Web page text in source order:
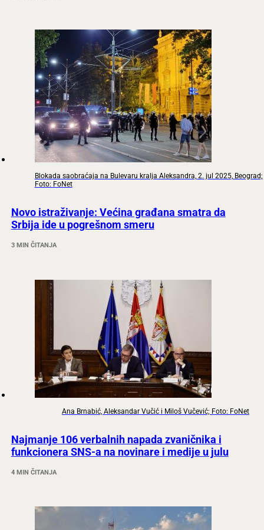
Blokada saobraćaja na Bulevaru kralja Aleksandra, 2. jul 2025, Beograd;
Foto: FoNet
Novo istraživanje: Većina građana smatra da
Srbija ide u pogrešnom smeru
3 MIN ČITANJA
Ana Brnabić, Aleksandar Vučić i Miloš Vučević; Foto: FoNet
Najmanje 106 verbalnih napada zvaničnika i
funkcionera SNS-a na novinare i medije u julu
4 MIN ČITANJA